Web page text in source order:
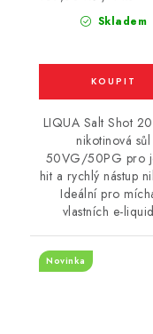
Skladem
LIQUA Salt Shot
nikotinová sůl
50VG/50PG pro
hit a rychlý nástup
Ideální pro
vlastních e-
Novinka